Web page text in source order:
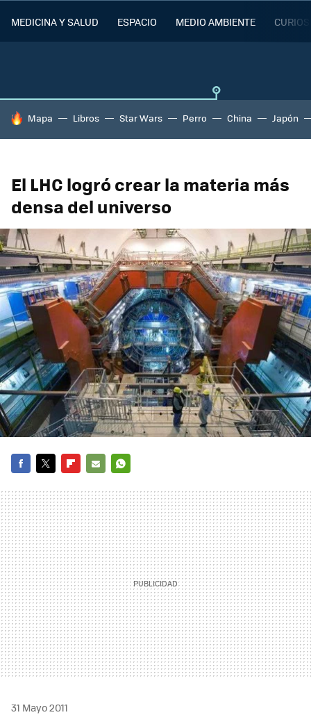
MEDICINA Y SALUD ESPACIO MEDIO AMBIENTE
HOY SE HABLA DE
Mapa Libros Star Wars Perro China Japón
El LHC logró crear la materia más
densa del universo
MAIL
31 Mayo 2011